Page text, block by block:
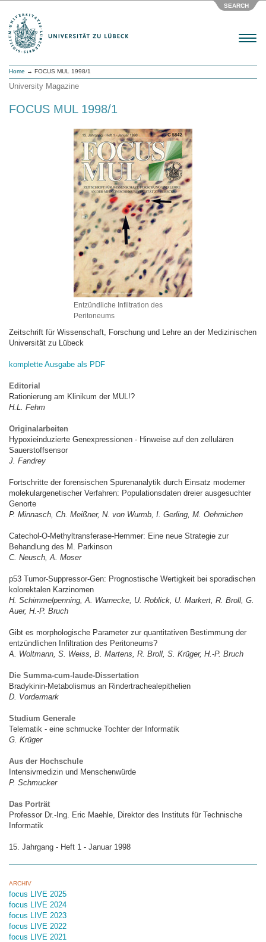
SEARCH
Menu
Home → FOCUS MUL 1998/1
University Magazine
FOCUS MUL 1998/1
Entzündliche Infiltration des
Peritoneums
Zeitschrift für Wissenschaft, Forschung und Lehre an der Medizinischen
Universität zu Lübeck
komplette Ausgabe als PDF
Editorial
Rationierung am Klinikum der MUL!?
H.L. Fehm
Originalarbeiten
Hypoxieinduzierte Genexpressionen - Hinweise auf den zellulären
Sauerstoffsensor
J. Fandrey
Fortschritte der forensischen Spurenanalytik durch Einsatz moderner
molekulargenetischer Verfahren: Populationsdaten dreier ausgesuchter
Genorte
P. Minnasch, Ch. Meißner, N. von Wurmb, I. Gerling, M. Oehmichen
Catechol-O-Methyltransferase-Hemmer: Eine neue Strategie zur
Behandlung des M. Parkinson
C. Neusch, A. Moser
p53 Tumor-Suppressor-Gen: Prognostische Wertigkeit bei sporadischen
kolorektalen Karzinomen
H. Schimmelpenning, A. Warnecke, U. Roblick, U. Markert, R. Broll, G.
Auer, H.-P. Bruch
Gibt es morphologische Parameter zur quantitativen Bestimmung der
entzündlichen Infiltration des Peritoneums?
A. Woltmann, S. Weiss, B. Martens, R. Broll, S. Krüger, H.-P. Bruch
Die Summa-cum-laude-Dissertation
Bradykinin-Metabolismus an Rindertrachealepithelien
D. Vordermark
Studium Generale
Telematik - eine schmucke Tochter der Informatik
G. Krüger
Aus der Hochschule
Intensivmedizin und Menschenwürde
P. Schmucker
Das Porträt
Professor Dr.-Ing. Eric Maehle, Direktor des Instituts für Technische
Informatik
15. Jahrgang - Heft 1 - Januar 1998
ARCHIV
focus LIVE 2025
focus LIVE 2024
focus LIVE 2023
focus LIVE 2022
focus LIVE 2021